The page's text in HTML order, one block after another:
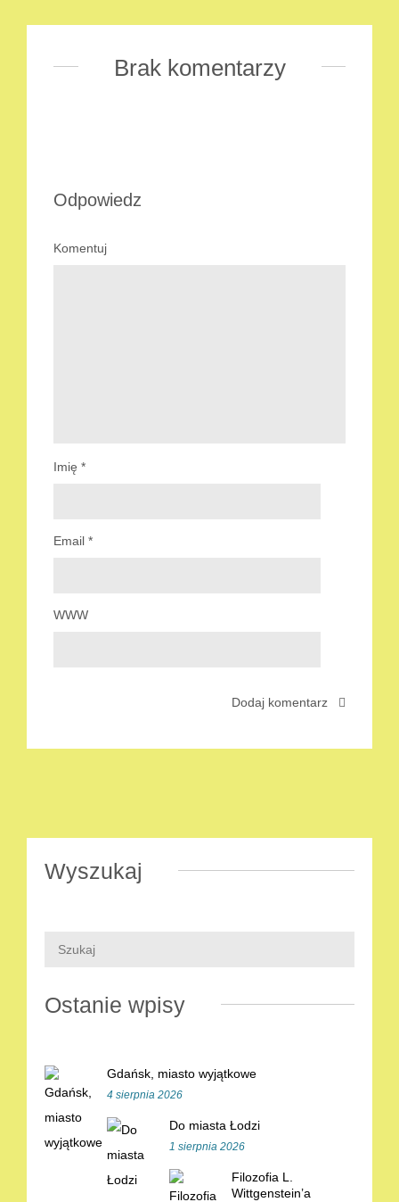
Brak komentarzy
Odpowiedz
Komentuj
Imię *
Email *
WWW
Wyszukaj
Ostanie wpisy
Gdańsk, miasto wyjątkowe
4 sierpnia 2026
Do miasta Łodzi
1 sierpnia 2026
Filozofia L.
Wittgenstein’a